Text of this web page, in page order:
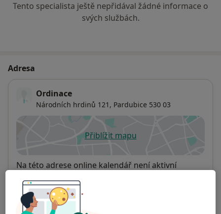
Tento specialista ještě nepřidával žádné informace o
svých službách.
Adresa
Ordinace
Národních hrdinů 121, Pardubice 530 03
Přiblížit mapuse otevře v nové záložce
Dostupnost
Na této adrese online kalendář není aktivní
Co mám v takové situaci udělat?
Způsoby platby (soukromé návštěvy)